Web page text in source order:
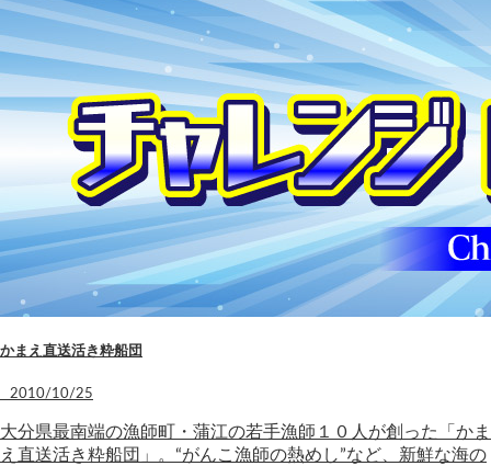
かまえ直送活き粋船団
2010/10/25
大分県最南端の漁師町・蒲江の若手漁師１０人が創った「かま
え直送活き粋船団」。“がんこ漁師の熱めし”など、新鮮な海の